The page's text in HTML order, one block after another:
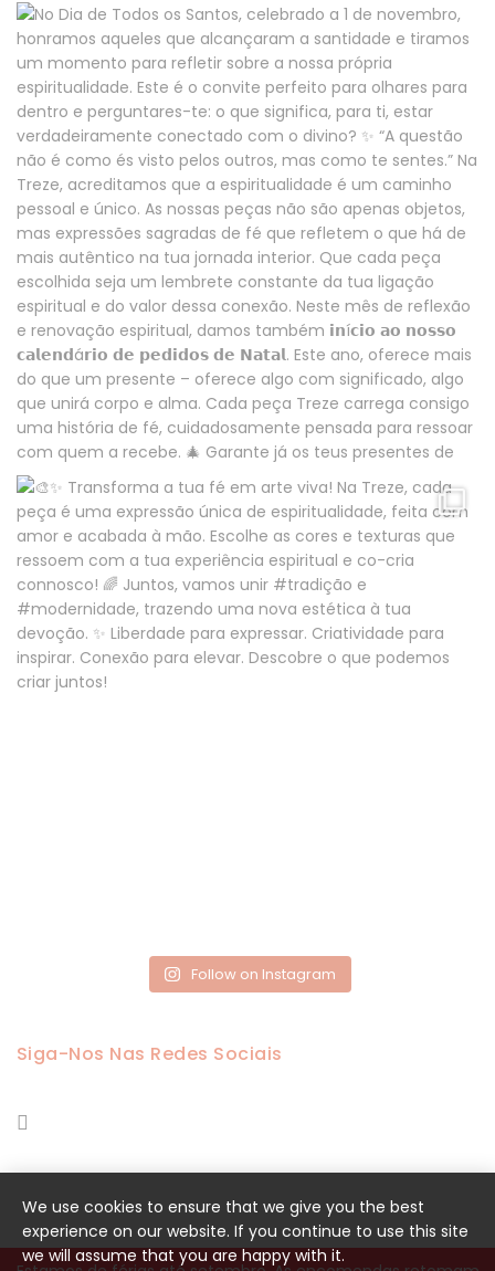
Follow on Instagram
Siga-Nos Nas Redes Sociais
We use cookies to ensure that we give you the best
experience on our website. If you continue to use this site
we will assume that you are happy with it.